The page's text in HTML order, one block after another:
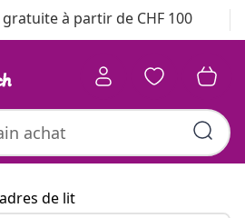
à partir de CHF 100
de lit